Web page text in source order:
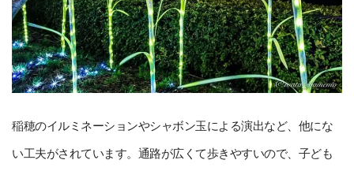
稲穂のイルミネーションやシャボン玉による演出など、他にな
い工夫がされています。通路が広くて歩きやすいので、子ども